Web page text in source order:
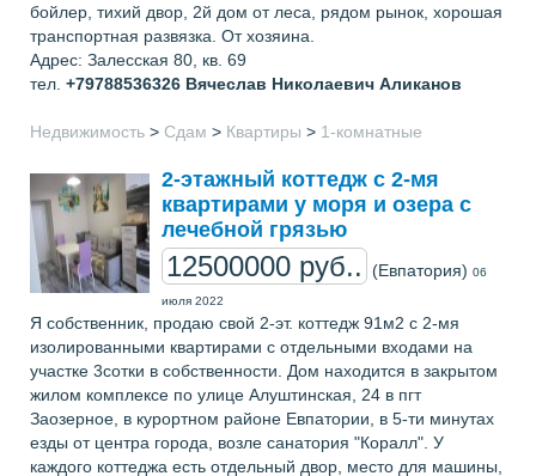
бойлер, тихий двор, 2й дом от леса, рядом рынок, хорошая
транспортная развязка. От хозяина.
Адрес: Залесская 80, кв. 69
тел. +79788536326 Вячеслав Николаевич Аликанов
Недвижимость > Сдам > Квартиры > 1-комнатные
2-этажный коттедж с 2-мя
квартирами у моря и озера с
лечебной грязью
12500000 руб.. (Евпатория) 06
июля 2022
Я собственник, продаю свой 2-эт. коттедж 91м2 с 2-мя
изолированными квартирами с отдельными входами на
участке 3сотки в собственности. Дом находится в закрытом
жилом комплексе по улице Алуштинская, 24 в пгт
Заозерное, в курортном районе Евпатории, в 5-ти минутах
езды от центра города, возле санатория "Коралл". У
каждого коттеджа есть отдельный двор, место для машины,